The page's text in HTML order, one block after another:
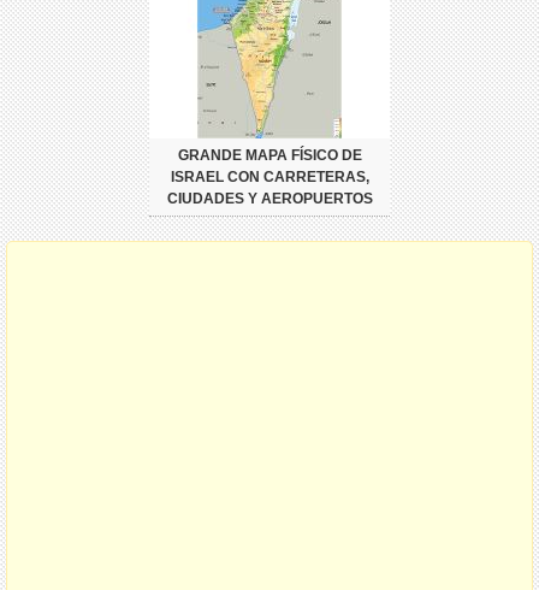
GRANDE MAPA FÍSICO DE
ISRAEL CON CARRETERAS,
CIUDADES Y AEROPUERTOS